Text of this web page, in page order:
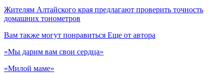
Жителям Алтайского края предлагают проверить точность
домашних тонометров
Вам также могут понравиться Еще от автора
«Мы дарим вам свои сердца»
«Милой маме»